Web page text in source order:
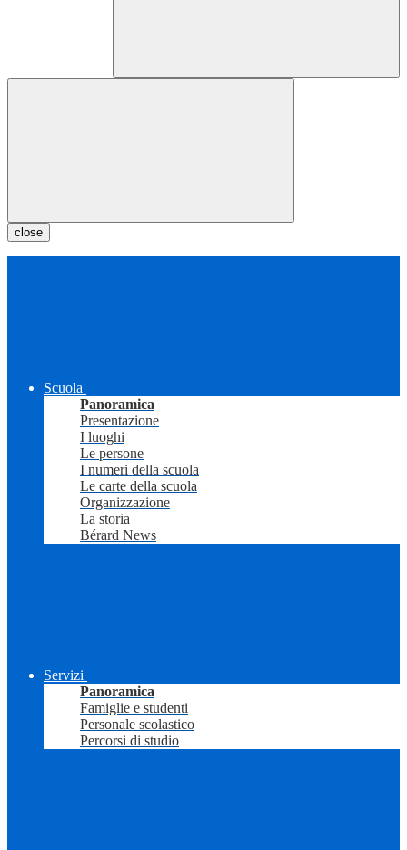
close
Scuola
Panoramica
Presentazione
I luoghi
Le persone
I numeri della scuola
Le carte della scuola
Organizzazione
La storia
Bérard News
Servizi
Panoramica
Famiglie e studenti
Personale scolastico
Percorsi di studio